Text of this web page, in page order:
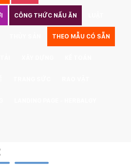
CÔNG THỨC NẤU ĂN
THEO MẪU CÓ SẴN